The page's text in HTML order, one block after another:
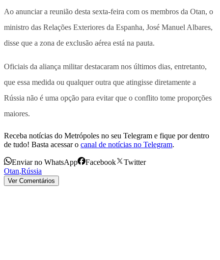
Ao anunciar a reunião desta sexta-feira com os membros da Otan, o
ministro das Relações Exteriores da Espanha, José Manuel Albares,
disse que a zona de exclusão aérea está na pauta.
Oficiais da aliança militar destacaram nos últimos dias, entretanto,
que essa medida ou qualquer outra que atingisse diretamente a
Rússia não é uma opção para evitar que o conflito tome proporções
maiores.
Receba notícias do Metrópoles no seu Telegram e fique por dentro
de tudo! Basta acessar o canal de notícias no Telegram.
Enviar no WhatsApp Facebook
Twitter
Otan,Rússia
Ver Comentários